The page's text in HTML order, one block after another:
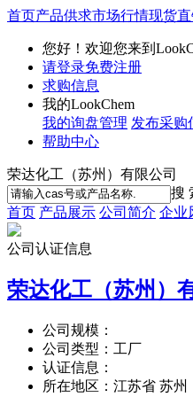
首页产品供求市场行情现货
您好！欢迎您来到
请登录免费注册
求购信息
我的LookChem
我的询盘管理 发布采购
帮助中心
荣达化工（苏州）有限公司
搜
首页 产品展示 公司简介 企业
公司认证信息
荣达化工（苏州）
公司规模：
公司类型： 工厂
认证信息：
所在地区： 江苏省 苏州